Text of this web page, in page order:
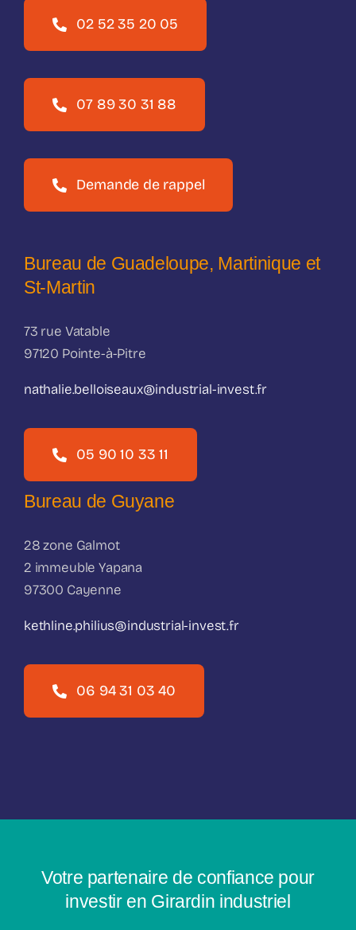
02 52 35 20 05
07 89 30 31 88
Demande de rappel
Bureau de Guadeloupe, Martinique et
St-Martin
73 rue Vatable
97120 Pointe-à-Pitre
nathalie.belloiseaux@industrial-invest.fr
05 90 10 33 11
Bureau de Guyane
28 zone Galmot
2 immeuble Yapana
97300 Cayenne
kethline.philius@industrial-invest.fr
06 94 31 03 40
Votre partenaire de confiance pour
investir en Girardin industriel